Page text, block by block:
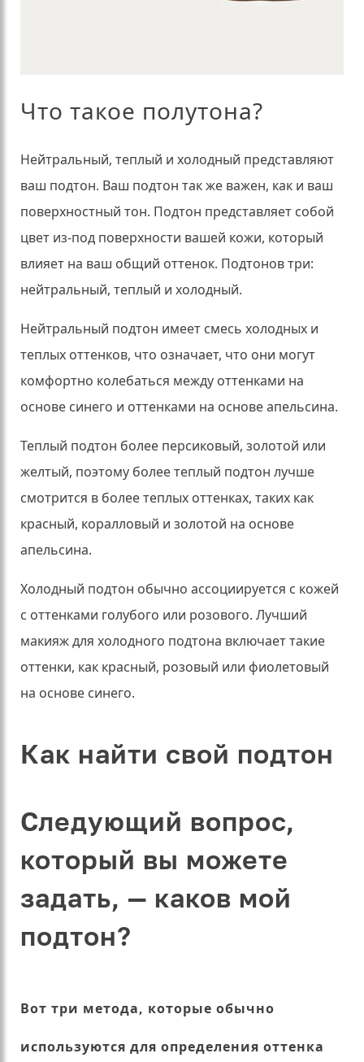
Что такое полутона?
Нейтральный, теплый и холодный представляют
ваш подтон. Ваш подтон так же важен, как и ваш
поверхностный тон. Подтон представляет собой
цвет из-под поверхности вашей кожи, который
влияет на ваш общий оттенок. Подтонов три:
нейтральный, теплый и холодный.
Нейтральный подтон имеет смесь холодных и
теплых оттенков, что означает, что они могут
комфортно колебаться между оттенками на
основе синего и оттенками на основе апельсина.
Теплый подтон более персиковый, золотой или
желтый, поэтому более теплый подтон лучше
смотрится в более теплых оттенках, таких как
красный, коралловый и золотой на основе
апельсина.
Холодный подтон обычно ассоциируется с кожей
с оттенками голубого или розового. Лучший
макияж для холодного подтона включает такие
оттенки, как красный, розовый или фиолетовый
на основе синего.
Как найти свой подтон
Следующий вопрос,
который вы можете
задать, — каков мой
подтон?
Вот три метода, которые обычно
используются для определения оттенка